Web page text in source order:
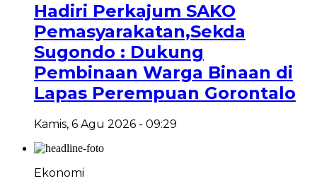
Hadiri Perkajum SAKO
Pemasyarakatan,Sekda
Sugondo : Dukung
Pembinaan Warga Binaan di
Lapas Perempuan Gorontalo
Kamis, 6 Agu 2026 - 09:29
Ekonomi